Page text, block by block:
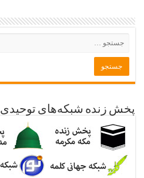
پخش زنده شبکه‌های توحیدی